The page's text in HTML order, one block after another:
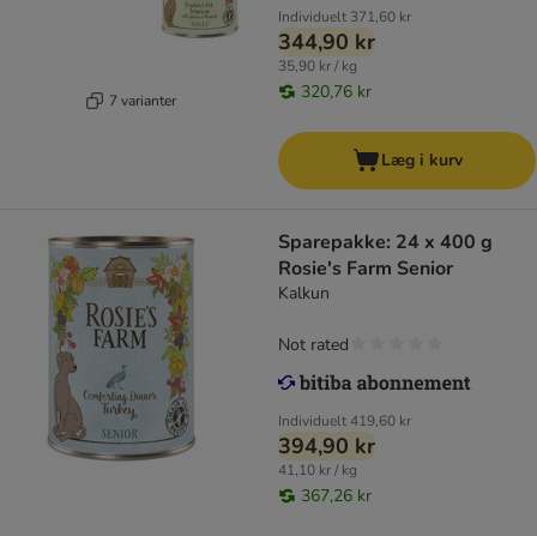
7 varianter
Individuelt 371,60 kr
344,90 kr
35,90 kr / kg
320,76 kr
Læg i kurv
Sparepakke: 24 x 400 g
Rosie's Farm Senior
Kalkun
Individuelt419,60 kr
394,90 kr
41,10 kr / kg
367,26 kr
Not rated